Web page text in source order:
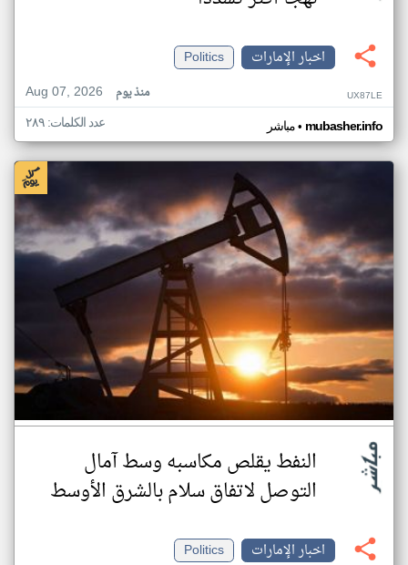
اخبار الإمارات
Politics
Aug 07, 2026
منذ يوم UX87LE
مباشر• mubasher.info عدد الكلمات: ٢٨٩
النفط يقلص مكاسبه وسط آمال
التوصل لاتفاق سلام بالشرق الأوسط
اخبار الإمارات
Politics